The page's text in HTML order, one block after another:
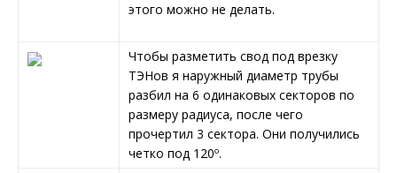
этого можно не делать.
Чтобы разметить свод под врезку
ТЭНов я наружный диаметр трубы
разбил на 6 одинаковых секторов по
размеру радиуса, после чего
прочертил 3 сектора. Они получились
четко под 120º.